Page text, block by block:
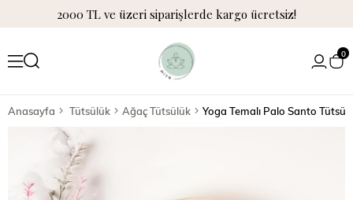
2000 TL ve üzeri siparişlerde kargo ücretsiz!
0
Anasayfa Tütsülük Ağaç Tütsülük Yoga Temalı Palo Santo